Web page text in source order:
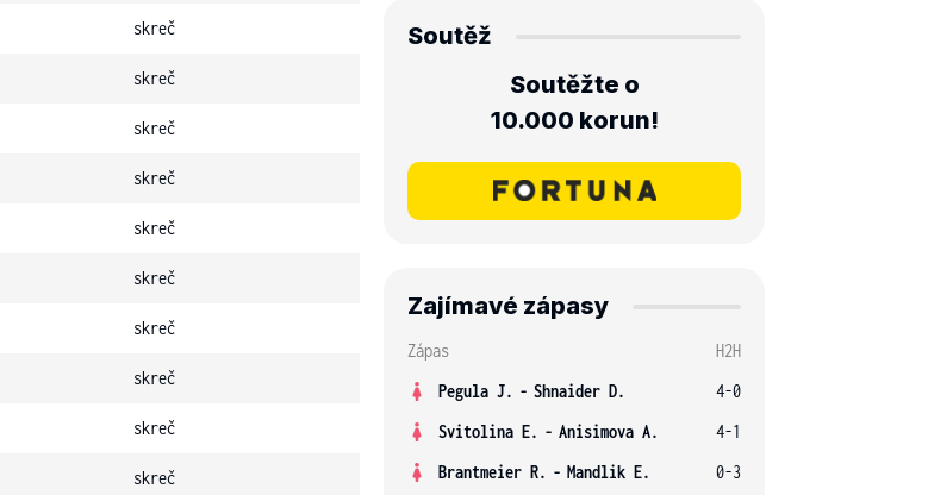
skreč
skreč
skreč
skreč
skreč
skreč
skreč
skreč
skreč
skreč
Soutěž
Soutěžte o
10.000 korun!
Zajímavé zápasy
Zápas
H2H
Pegula J. - Shnaider D.
4-0
Svitolina E. - Anisimova A.
4-1
Brantmeier R. - Mandlik E.
0-3